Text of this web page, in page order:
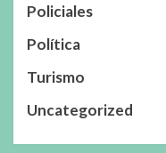
Policiales
Política
Turismo
Uncategorized